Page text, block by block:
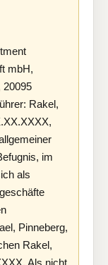
mbH,
20095
Rakel,
im
als
Pinneberg,
Rakel,
Als nicht